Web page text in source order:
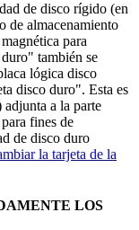
de disco rígido (en
de almacenamiento
para
también se
lógica disco
disco duro". Esta es
a la parte
fines de
de disco duro
la tarjeta de la
LOS